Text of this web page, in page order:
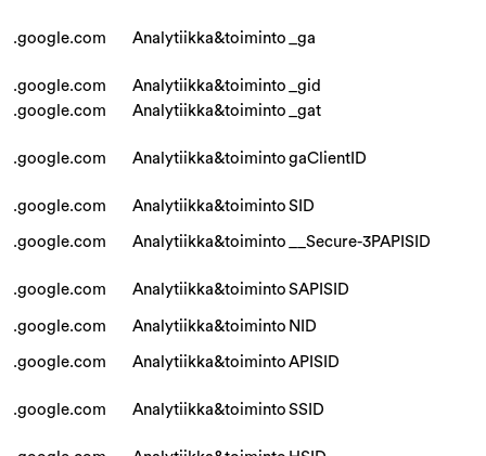
.google.com Analytiikka&toiminto _ga
.google.com Analytiikka&toiminto
_gid
.google.com
Analytiikka&toiminto _gat
.google.com Analytiikka&toiminto gaClientID
.google.com Analytiikka&toiminto SID
.google.com Analytiikka&toiminto __Secure-3PAPISID
.google.com Analytiikka&toiminto SAPISID
.google.com Analytiikka&toiminto NID
.google.com Analytiikka&toiminto APISID
.google.com Analytiikka&toiminto SSID